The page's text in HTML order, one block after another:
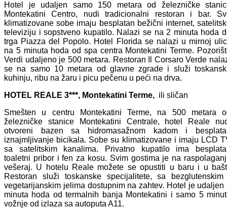
Hotel je udaljen samo 150 metara od železničke
Montekatini Centro, nudi tradicionalni restoran i bar.
klimatizovane sobe imaju besplatan bežični internet,
televiziju i sopstveno kupatilo. Nalazi se na 2 minuta hoda
trga Piazza del Popolo. Hotel Florida se nalazi u mirnoj
na 5 minuta hoda od spa centra Montekatini Terme.
Verdi udaljeno je 500 metara. Restoran Il Corsaro Verde
se na samo 10 metara od glavne zgrade i služi
kuhinju, ribu na žaru i picu pečenu u peći na drva.
HOTEL REALE 3***, Montekatini Terme, ili sličan
Smešten u centru Montekatini Terme, na 500 metara
železničke stanice Montekatini Centrale, hotel Reale
otvoreni bazen sa hidromasažnom kadom i
iznajmljivanje bicikala. Sobe su klimatizovane i imaju LCD
sa satelitskim kanalima. Privatno kupatilo ima
toaletni pribor i fen za kosu. Svim gostima je na
vešeraj. U hotelu Reale možete se opustiti u baru i u
Restoran služi toskanske specijalitete, sa
vegetarijanskim jelima dostupnim na zahtev. Hotel je udaljen
minuta hoda od termalnih banja Montekatini i samo 5
vožnje od izlaza sa autoputa A11.